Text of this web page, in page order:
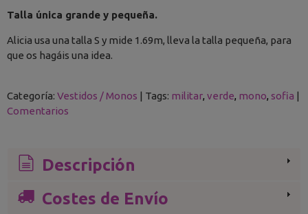
Talla única grande y pequeña.
Alicia usa una talla S y mide 1.69m, lleva la talla pequeña, para
que os hagáis una idea.
Categoría: Vestidos / Monos | Tags: militar verde mono sofia |
Comentarios
Descripción
Costes de Envío